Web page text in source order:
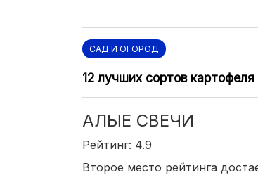
САД И ОГОРОД
12 лучших сортов
АЛЫЕ СВЕЧИ
Рейтинг: 4.9
Второе место рейтинга